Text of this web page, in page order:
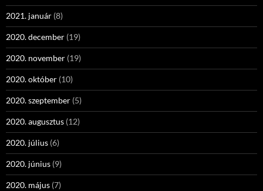
2021. január (8)
2020. december (19)
2020. november (19)
2020. október (10)
2020. szeptember (5)
2020. augusztus (12)
2020. július (6)
2020. június (9)
2020. május (7)